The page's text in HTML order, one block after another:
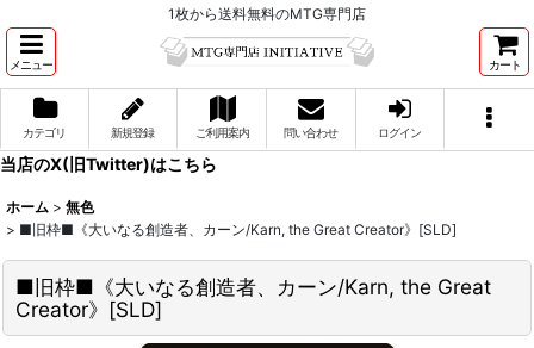
1枚から送料無料のMTG専門店
メニュー カート
カテゴリ 新規登録 ご利用案内 問い合わせ ログイン
当店のX(旧Twitter)はこちら
ホーム > 無色
> ■旧枠■《大いなる創造者、カーン/Karn, the Great Creator》[SLD]
■旧枠■《大いなる創造者、カーン/Karn, the Great
Creator》[SLD]